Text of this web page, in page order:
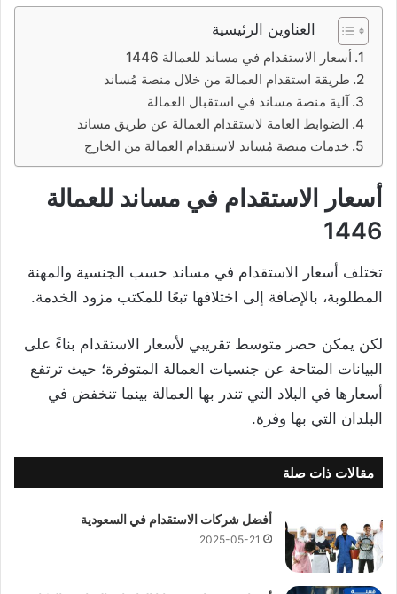
العناوين الرئيسية
أسعار الاستقدام في مساند للعمالة 1446
طريقة استقدام العمالة من خلال منصة مُساند
آلية منصة مساند في استقبال العمالة
الضوابط العامة لاستقدام العمالة عن طريق مساند
خدمات منصة مُساند لاستقدام العمالة من الخارج
أسعار الاستقدام في مساند للعمالة
1446
تختلف أسعار الاستقدام في مساند حسب الجنسية والمهنة
المطلوبة، بالإضافة إلى اختلافها تبعًا للمكتب مزود الخدمة.
لكن يمكن حصر متوسط تقريبي لأسعار الاستقدام بناءً على
البيانات المتاحة عن جنسيات العمالة المتوفرة؛ حيث ترتفع
أسعارها في البلاد التي تندر بها العمالة بينما تنخفض في
البلدان التي بها وفرة.
مقالات ذات صلة
أفضل شركات الاستقدام في السعودية
2025-05-21